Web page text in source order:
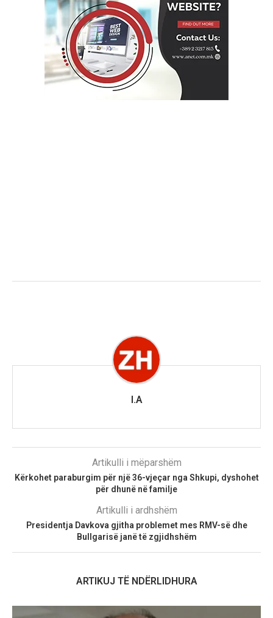
I.A
Artikulli i mëparshëm
Kërkohet paraburgim për një 36-vjeçar nga Shkupi, dyshohet
për dhunë në familje
Artikulli i ardhshëm
Presidentja Davkova gjitha problemet mes RMV-së dhe
Bullgarisë janë të zgjidhshëm
ARTIKUJ TË NDËRLIDHURA